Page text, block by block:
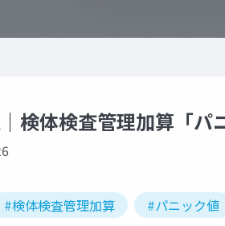
検体検査管理加算「パ
#検体検査管理加算 #パニック値